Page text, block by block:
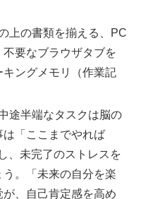
上の書類を揃える、PC
要なブラウザタブを
ングメモリ（作業記
途半端なタスクは脳の
「ここまでやれば
、未完了のストレスを
。「未来の自分を楽
、自己肯定感を高め